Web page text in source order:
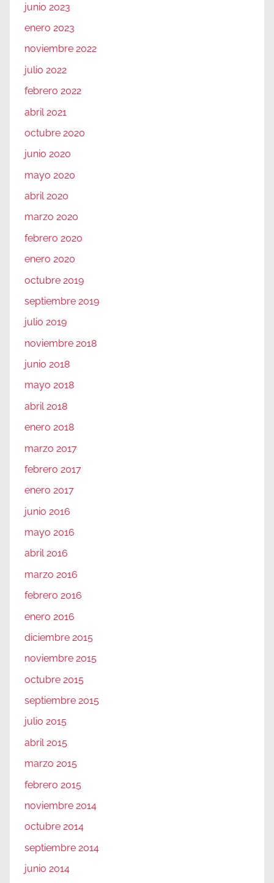
junio 2023
enero 2023
noviembre 2022
julio 2022
febrero 2022
abril 2021
octubre 2020
junio 2020
mayo 2020
abril 2020
marzo 2020
febrero 2020
enero 2020
octubre 2019
septiembre 2019
julio 2019
noviembre 2018
junio 2018
mayo 2018
abril 2018
enero 2018
marzo 2017
febrero 2017
enero 2017
junio 2016
mayo 2016
abril 2016
marzo 2016
febrero 2016
enero 2016
diciembre 2015
noviembre 2015
octubre 2015
septiembre 2015
julio 2015
abril 2015
marzo 2015
febrero 2015
noviembre 2014
octubre 2014
septiembre 2014
junio 2014